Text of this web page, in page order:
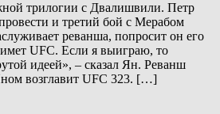
трилогии с Двалишвили. Петр
и третий бой с Мерабом
реванша, попросит он его
UFC. Если я выиграю, то
идеей», – сказал Ян. Реванш
возглавит UFC 323. […]